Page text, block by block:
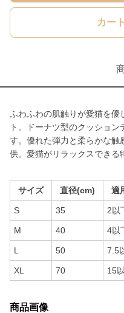
カー
ふわふわの肌触りが愛猫を優
ト。ドーナツ型のクッショ
す。優れた弾力と柔らかな触
供。愛猫がリラックスできる
サイズ 直径(cm) 適
S 35 2以
M 40 4以
L 50 7.5
XL 70 15
商品画像